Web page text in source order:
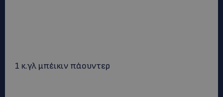
1 κ.γλ μπέικιν πάουντερ